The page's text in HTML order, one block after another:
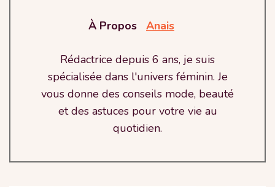
À Propos Anais
Rédactrice depuis 6 ans, je suis
spécialisée dans l'univers féminin. Je
vous donne des conseils mode, beauté
et des astuces pour votre vie au
quotidien.